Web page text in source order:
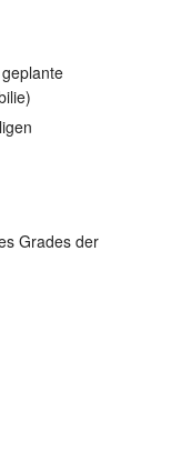
Grades der